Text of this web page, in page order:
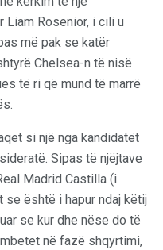
Rosenior, i cili u
më pak se katër
Chelsea-n të nisë
të ri që mund të marrë
si një nga kandidatët
Sipas të njëjtave
Madrid Castilla (i
se është i hapur ndaj këtij
se kur dhe nëse do të
në fazë shqyrtimi,